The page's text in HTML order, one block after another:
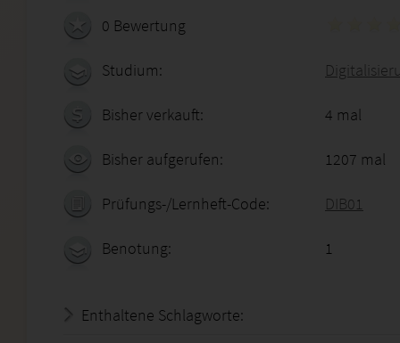
0 Bewertung
Studium:
Bisher verkauft: 4 mal
Bisher aufgerufen: 1207 mal
Prüfungs-/Lernheft-Code: DIB01
Benotung: 1
Enthaltene Schlagworte: